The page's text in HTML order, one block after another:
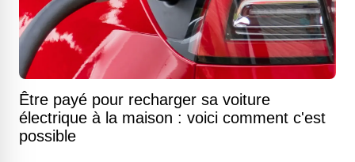
Être payé pour recharger sa voiture
électrique à la maison : voici comment c'est
possible